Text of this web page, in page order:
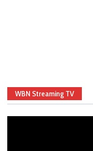
WBN Streaming TV